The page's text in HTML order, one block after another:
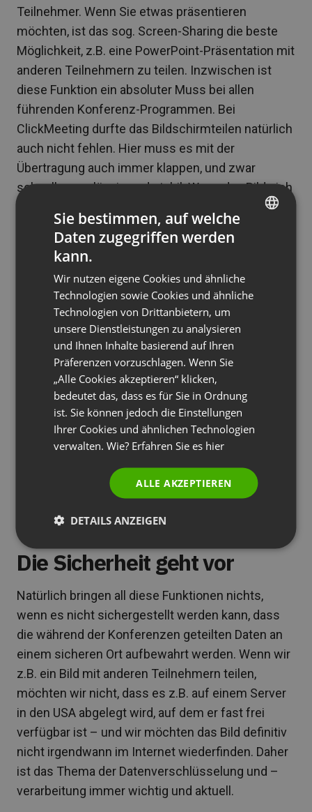
Teilnehmer. Wenn Sie etwas präsentieren
möchten, ist das sog. Screen-Sharing die beste
Möglichkeit, z.B. eine PowerPoint-Präsentation mit
anderen Teilnehmern zu teilen. Inzwischen ist
diese Funktion ein absoluter Muss bei allen
führenden Konferenz-Programmen. Bei
ClickMeeting durfte das Bildschirmteilen natürlich
auch nicht fehlen. Hier muss es mit der
Übertragung auch immer klappen, und zwar
schnell, zuverlässig und stabil. Wenn das Bild sich
präsentierende Person bereits zwei Folien weiter
ist, wird das leider nichts.
Siehe auch
Mit Webinaren Geld verdienen – 3
einfache Methoden, um Gewinne zu steigern
und Wissen zu monetarisieren
Das Lesen betrifft u.a. die Chat-Funktion. Man ruft
nicht immer alle an. Der große Vorteil einer guten
Konferenz-Software ist, dass man auch
Nachrichten schreiben kann, die vom Empfänger
evtl. später gelesen werden. Aber auch die
Gruppen-Chats sind eine sehr gute Lösung, um
z.B. Links zu teilen, die von jedem angeklickt
Konferenz.
Die Sicherheit geht vor
Natürlich bringen all diese Funktionen nichts,
wenn es nicht sichergestellt werden kann, dass
die während der Konferenzen geteilten Daten an
einem sicheren Ort aufbewahrt werden. Wenn wir
z.B. ein Bild mit anderen Teilnehmern teilen,
möchten wir nicht, dass es z.B. auf einem Server
in den USA abgelegt wird, auf dem er fast frei
verfügbar ist – und wir möchten das Bild definitiv
nicht irgendwann im Internet wiederfinden. Daher
ist das Thema der Datenverschlüsselung und –
verarbeitung immer wichtig und aktuell.
ENGLISH
GERMAN
POLISH
RUSSIAN
SPANISH
ITALIAN
Sie bestimmen, auf welche
Daten zugegriffen werden
kann.
Wir nutzen eigene Cookies und ähnliche
Technologien sowie Cookies und ähnliche
Technologien von Drittanbietern, um
unsere Dienstleistungen zu analysieren
und Ihnen Inhalte basierend auf Ihren
Präferenzen vorzuschlagen. Wenn Sie
„Alle Cookies akzeptieren“ klicken,
bedeutet das, dass es für Sie in Ordnung
ist. Sie können jedoch die Einstellungen
Ihrer Cookies und ähnlichen Technologien
verwalten. Wie? Erfahren Sie es hier
ALLE AKZEPTIEREN
DETAILS ANZEIGEN